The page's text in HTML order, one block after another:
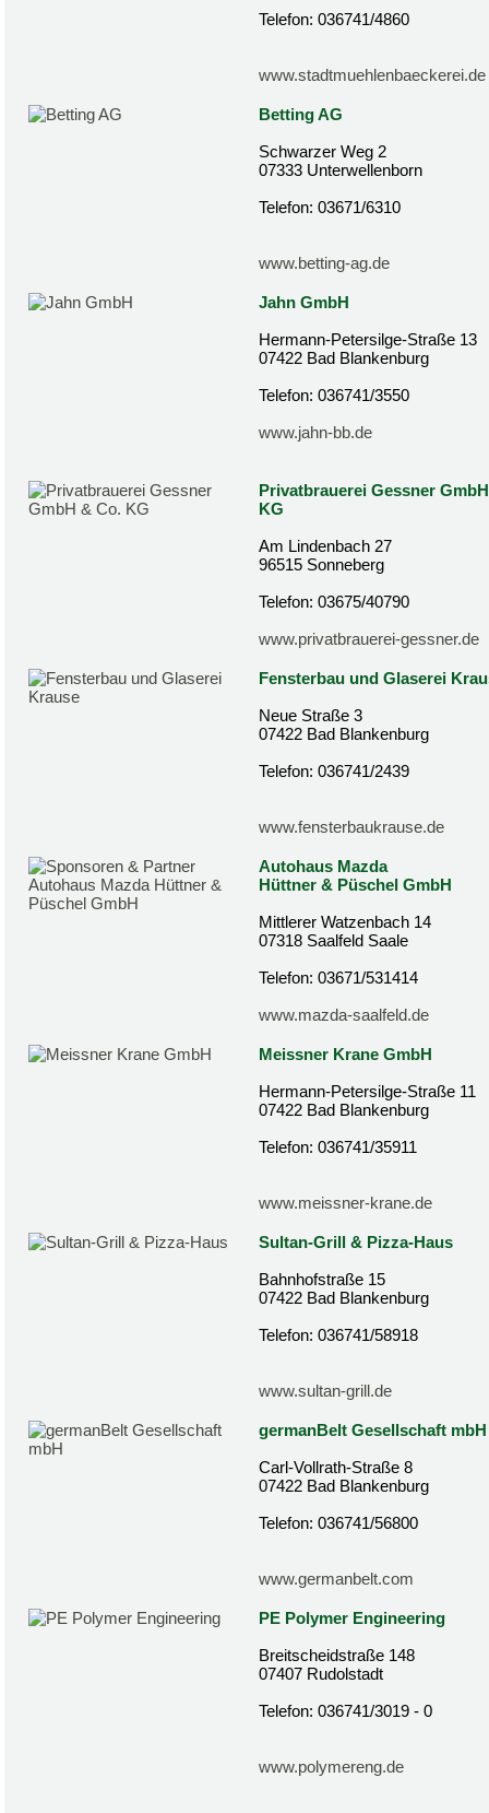
Telefon: 036741/4860
www.stadtmuehlenbaeckerei.de
Betting AG
Schwarzer Weg 2
07333 Unterwellenborn
Telefon: 03671/6310
www.betting-ag.de
Jahn GmbH
Hermann-Petersilge-Straße 13
07422 Bad Blankenburg
Telefon: 036741/3550
www.jahn-bb.de
Privatbrauerei Gessner
KG
Am Lindenbach 27
96515 Sonneberg
Telefon: 03675/40790
www.privatbrauerei-gessner.de
Fensterbau und Glaserei
Neue Straße 3
07422 Bad Blankenburg
Telefon: 036741/2439
www.fensterbaukrause.de
Autohaus Mazda
Hüttner & Püschel GmbH
Mittlerer Watzenbach 14
07318 Saalfeld Saale
Telefon: 03671/531414
www.mazda-saalfeld.de
Meissner Krane GmbH
Hermann-Petersilge-Straße 11
07422 Bad Blankenburg
Telefon: 036741/35911
www.meissner-krane.de
Sultan-Grill & Pizza-Haus
Bahnhofstraße 15
07422 Bad Blankenburg
Telefon: 036741/58918
www.sultan-grill.de
germanBelt Gesellschaft mbH
Carl-Vollrath-Straße 8
07422 Bad Blankenburg
Telefon: 036741/56800
www.germanbelt.com
PE Polymer Engineering
Breitscheidstraße 148
07407 Rudolstadt
Telefon: 036741/3019 - 0
www.polymereng.de